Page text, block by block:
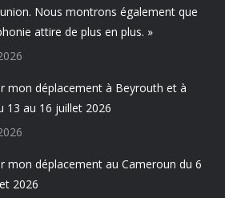
Nous montrons également que
attire de plus en plus. »
mon déplacement à Beyrouth et à
13 au 16 juillet 2026
mon déplacement au Cameroun du 6
2026